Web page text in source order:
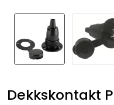
Dekkskontakt
Nyheter